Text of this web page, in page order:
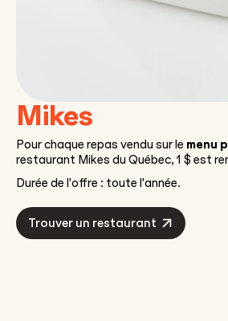
Mikes
Pour chaque repas vendu sur le menu
restaurant Mikes du Québec, 1 $ est
Durée de l'offre : toute l'année.
Trouver un restaurant